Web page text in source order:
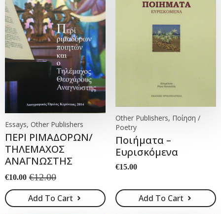
Essays, Other Publishers
ΠΕΡΙ ΡΙΜΑΔΟΡΩΝ/
ΤΗΛΕΜΑΧΟΣ
ΑΝΑΓΝΩΣΤΗΣ
€12.00
Original
price
was:
€12.00.
€10.00
Current
price
is:
€10.00.
Add To Cart
Other Publishers, Ποίηση /
Poetry
Ποιήματα –
Ευρισκόμενα
€15.00
Add To Cart